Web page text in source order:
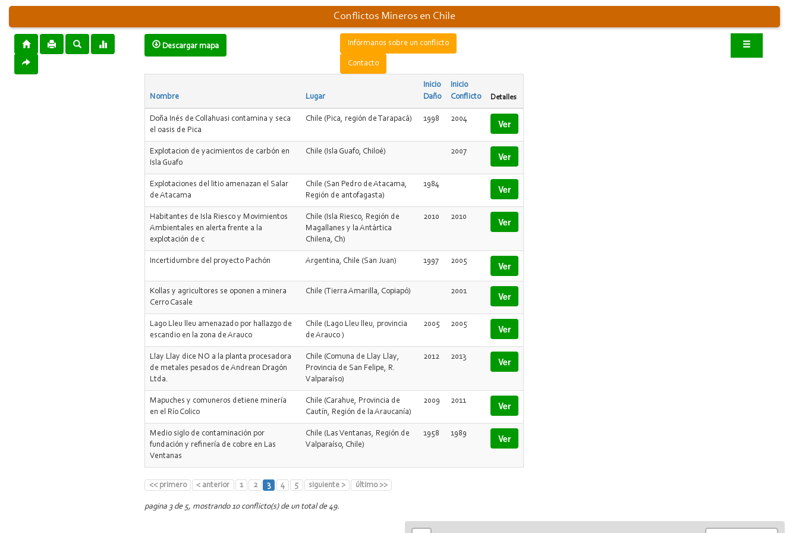
Conflictos Mineros en Chile
Descargar mapa Infórmanos sobre un conflicto
Contacto
Nombre Lugar
Inicio
Daño
Inicio
Conflicto
Detalles
Doña Inés de Collahuasi contamina y seca
el oasis de Pica
Chile (Pica, región de Tarapacá) 1998 2004 Ver
Explotacion de yacimientos de carbón en
Isla Guafo
Chile (Isla Guafo, Chiloé) 2007 Ver
Explotaciones del litio amenazan el Salar
de Atacama
Chile (San Pedro de Atacama,
Región de antofagasta)
1984 Ver
Habitantes de Isla Riesco y Movimientos
Ambientales en alerta frente a la
explotación de c
Chile (Isla Riesco, Región de
Magallanes y la Antártica
Chilena, Ch)
2010 2010 Ver
Incertidumbre del proyecto Pachón Argentina, Chile (San Juan) 1997 2005 Ver
Kollas y agricultores se oponen a minera
Cerro Casale
Chile (Tierra Amarilla, Copiapó) 2001 Ver
Lago Lleu lleu amenazado por hallazgo de
escandio en la zona de Arauco
Chile (Lago Lleu lleu, provincia
de Arauco )
2005 2005 Ver
Llay Llay dice NO a la planta procesadora
de metales pesados de Andrean Dragón
Ltda.
Chile (Comuna de Llay Llay,
Provincia de San Felipe, R.
Valparaíso)
2012 2013 Ver
Mapuches y comuneros detiene minería
en el Río Colico
Chile (Carahue, Provincia de
Cautín, Región de la Araucanía)
2009 2011 Ver
Medio siglo de contaminación por
fundación y refinería de cobre en Las
Ventanas
Chile (Las Ventanas, Región de
Valparaíso, Chile)
1958 1989 Ver
<< primero < anterior 1 2 3 4 5 siguiente > último >>
pagina 3 de 5, mostrando 10 conflicto(s) de un total de 49.